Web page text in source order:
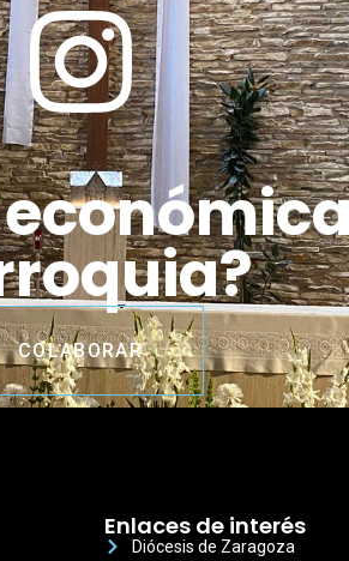
COLABORAR
Enlaces de interés
Diócesis de Zaragoza